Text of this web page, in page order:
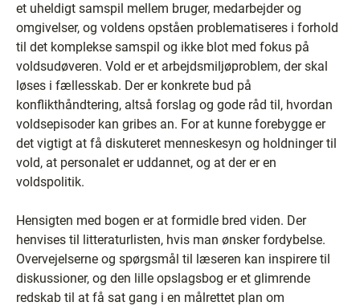
et uheldigt samspil mellem bruger, medarbejder og
omgivelser, og voldens opståen problematiseres i forhold
til det komplekse samspil og ikke blot med fokus på
voldsudøveren. Vold er et arbejdsmiljøproblem, der skal
løses i fællesskab. Der er konkrete bud på
konflikthåndtering, altså forslag og gode råd til, hvordan
voldsepisoder kan gribes an. For at kunne forebygge er
det vigtigt at få diskuteret menneskesyn og holdninger til
vold, at personalet er uddannet, og at der er en
voldspolitik.
Hensigten med bogen er at formidle bred viden. Der
henvises til litteraturlisten, hvis man ønsker fordybelse.
Overvejelserne og spørgsmål til læseren kan inspirere til
diskussioner, og den lille opslagsbog er et glimrende
redskab til at få sat gang i en målrettet plan om